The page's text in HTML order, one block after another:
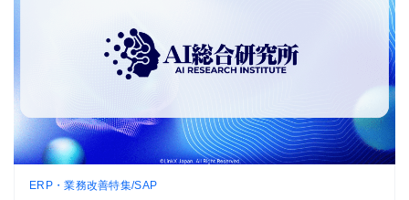
ERP・業務改善特集/SAP